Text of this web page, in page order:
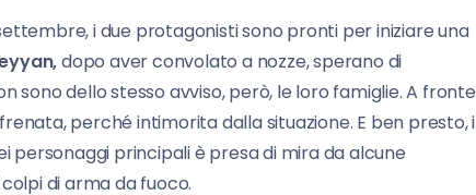
i due protagonisti sono pronti per iniziare una
dopo aver convolato a nozze, sperano di
sono dello stesso avviso, però, le loro famiglie. A fronte
perché intimorita dalla situazione. E ben presto, i
personaggi principali è presa di mira da alcune
di arma da fuoco.